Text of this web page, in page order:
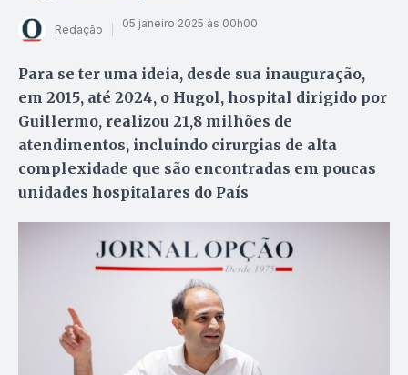
Redação 05 janeiro 2025 às 00h00
Para se ter uma ideia, desde sua inauguração,
em 2015, até 2024, o Hugol, hospital dirigido por
Guillermo, realizou 21,8 milhões de
atendimentos, incluindo cirurgias de alta
complexidade que são encontradas em poucas
unidades hospitalares do País